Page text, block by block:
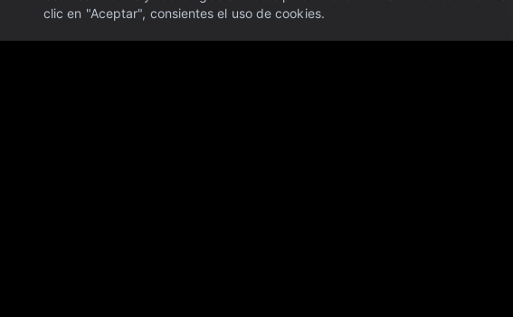
clic en "Aceptar", consientes el uso de cookies.